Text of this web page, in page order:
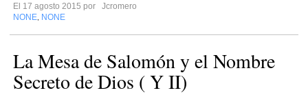
El 17 agosto 2015 por
Jcromero
NONE NONE
La Mesa de Salomón y el Nombre
Secreto de Dios ( Y II)